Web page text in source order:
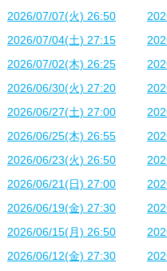
2026/07/07(火) 26:50
2026/07/04(土) 27:15
2026/07/02(木) 26:25
2026/06/30(火) 27:20
2026/06/27(土) 27:00
2026/06/25(木) 26:55
2026/06/23(火) 26:50
2026/06/21(日) 27:00
2026/06/19(金) 27:30
2026/06/15(月) 26:50
2026/06/12(金) 27:30